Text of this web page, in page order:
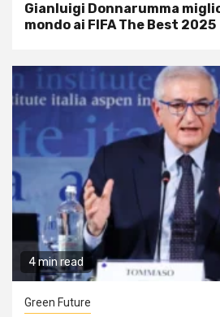
Gianluigi Donnarumma
mondo ai FIFA The Best 2025
4 min read
Green Future